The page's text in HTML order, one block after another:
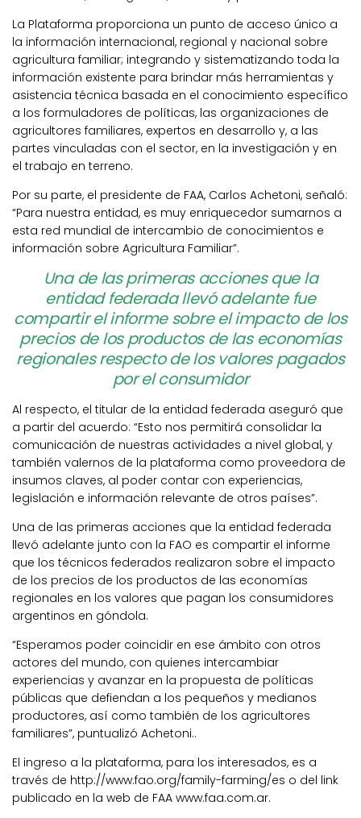
La Plataforma proporciona un punto de acceso único a
la información internacional, regional y nacional sobre
agricultura familiar; integrando y sistematizando toda la
información existente para brindar más herramientas y
asistencia técnica basada en el conocimiento específico
a los formuladores de políticas, las organizaciones de
agricultores familiares, expertos en desarrollo y, a las
partes vinculadas con el sector, en la investigación y en
el trabajo en terreno.
Por su parte, el presidente de FAA, Carlos Achetoni, señaló:
“Para nuestra entidad, es muy enriquecedor sumarnos a
esta red mundial de intercambio de conocimientos e
información sobre Agricultura Familiar”.
Una de las primeras acciones que la
entidad federada llevó adelante fue
compartir el informe sobre el impacto de los
precios de los productos de las economías
regionales respecto de los valores pagados
por el consumidor
Al respecto, el titular de la entidad federada aseguró que
a partir del acuerdo: “Esto nos permitirá consolidar la
comunicación de nuestras actividades a nivel global, y
también valernos de la plataforma como proveedora de
insumos claves, al poder contar con experiencias,
legislación e información relevante de otros países”.
Una de las primeras acciones que la entidad federada
llevó adelante junto con la FAO es compartir el informe
que los técnicos federados realizaron sobre el impacto
de los precios de los productos de las economías
regionales en los valores que pagan los consumidores
argentinos en góndola.
“Esperamos poder coincidir en ese ámbito con otros
actores del mundo, con quienes intercambiar
experiencias y avanzar en la propuesta de políticas
públicas que defiendan a los pequeños y medianos
productores, así como también de los agricultores
familiares”, puntualizó Achetoni..
El ingreso a la plataforma, para los interesados, es a
través de http://www.fao.org/family-farming/es o del link
publicado en la web de FAA www.faa.com.ar.